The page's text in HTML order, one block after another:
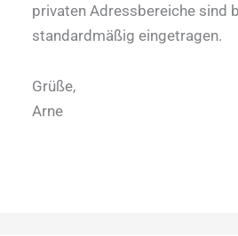
privaten Adressbereiche sind
standardmäßig eingetragen.
Grüße,
Arne